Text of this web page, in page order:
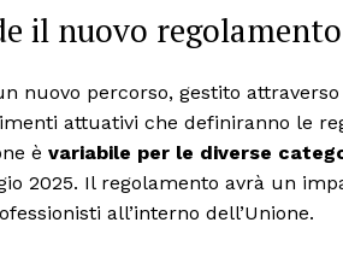
il nuovo regolamento
nuovo percorso, gestito
attuativi che definiranno le
è variabile per le diverse
2025. Il regolamento avrà un
all’interno dell’Unione.